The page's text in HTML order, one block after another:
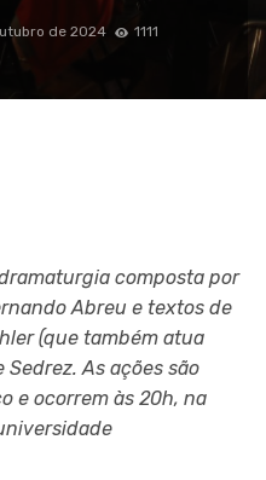
de 2024
1111
composta por
Abreu e textos de
(que também atua
As ações são
e ocorrem às 20h, na